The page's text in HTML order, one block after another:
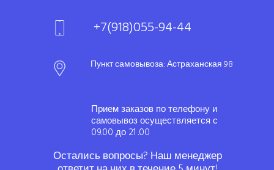
Пункт самовывоза: Астраханская 98
+7(918)055-94-44
Прием заказов по телефону и
самовывоз осуществляется с
09.00 до 21 .00
Остались вопросы? Наш менеджер